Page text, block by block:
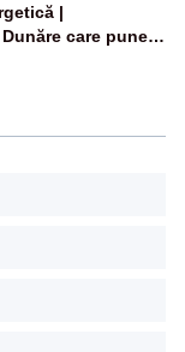
|
care pune
era